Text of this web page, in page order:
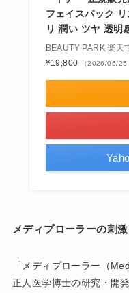
フェイスパック
リ 潤い ツヤ 透明
BEAUTY PARK 楽天
¥19,800
（2026/06/25
メディプローラーの刺
「メディプローラー（
正人医学博士の研究・開